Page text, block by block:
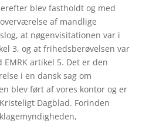
blev fastholdt og med
af mandlige
at nøgenvisitationen var i
3, og at frihedsberøvelsen var
artikel 5. Det er den
i en dansk sag om
blev ført af vores kontor og er
Dagblad. Forinden